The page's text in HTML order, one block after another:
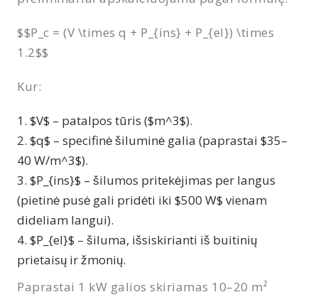
$$P_c = (V \times q + P_{ins} + P_{el}) \times
1.2$$
Kur:
$V$ – patalpos tūris ($m^3$).
$q$ – specifinė šiluminė galia (paprastai $35–
40 W/m^3$).
$P_{ins}$ – šilumos pritekėjimas per langus
(pietinė pusė gali pridėti iki $500 W$ vienam
dideliam langui).
$P_{el}$ – šiluma, išsiskirianti iš buitinių
prietaisų ir žmonių.
Paprastai 1 kW galios skiriamas 10–20 m²